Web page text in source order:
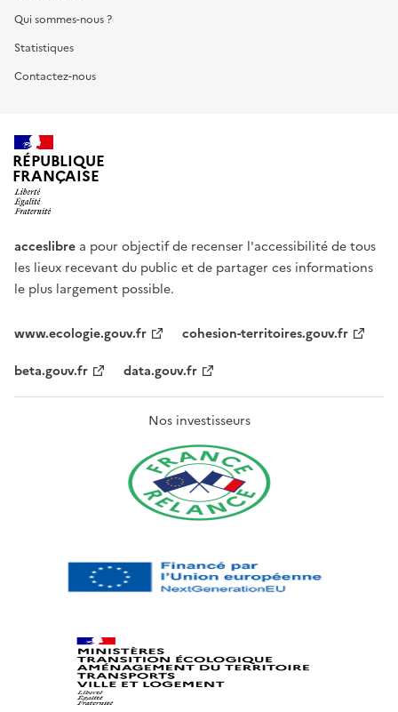
Qui sommes-nous ?
Statistiques
Contactez-nous
RÉPUBLIQUE
FRANÇAISE
acceslibre a pour objectif de recenser l'accessibilité de tous
les lieux recevant du public et de partager ces informations
le plus largement possible.
www.ecologie.gouv.fr
cohesion-territoires.gouv.fr
beta.gouv.fr
data.gouv.fr
Nos investisseurs